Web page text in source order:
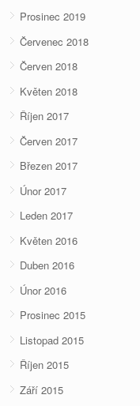
Prosinec 2019
Červenec 2018
Červen 2018
Květen 2018
Říjen 2017
Červen 2017
Březen 2017
Únor 2017
Leden 2017
Květen 2016
Duben 2016
Únor 2016
Prosinec 2015
Listopad 2015
Říjen 2015
Září 2015